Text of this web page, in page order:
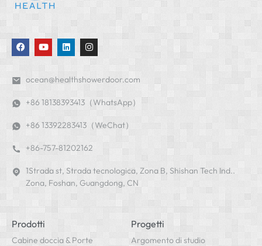
ocean@healthshowerdoor.com
+86 18138393413（WhatsApp）
+86 13392283413（WeChat）
+86-757-81202162
1Strada st, Strada tecnologica, Zona B, Shishan Tech Ind..
Zona, Foshan, Guangdong, CN
Prodotti
Cabine doccia & Porte
Progetti
Argomento di studio